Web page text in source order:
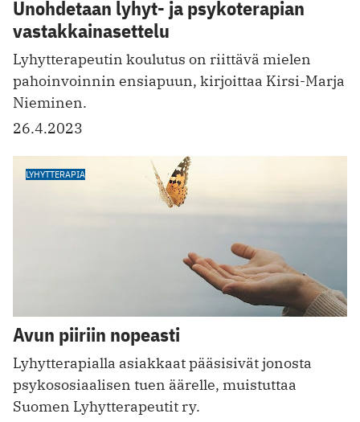
Unohdetaan lyhyt- ja psykoterapian
vastakkainasettelu
Lyhytterapeutin koulutus on riittävä mielen
pahoinvoinnin ensiapuun, kirjoittaa Kirsi-Marja
Nieminen.
26.4.2023
LYHYTTERAPIA
Avun piiriin nopeasti
Lyhytterapialla asiakkaat pääsisivät jonosta
psykososiaalisen tuen äärelle, muistuttaa
Suomen Lyhytterapeutit ry.